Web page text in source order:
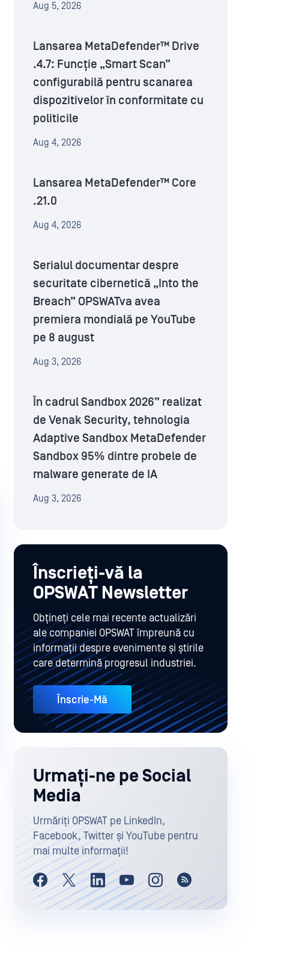
Aug 5, 2026
Lansarea MetaDefender™ Drive
.4.7: Funcție „Smart Scan”
configurabilă pentru scanarea
dispozitivelor în conformitate cu
politicile
Aug 4, 2026
Lansarea MetaDefender™ Core
.21.0
Aug 4, 2026
Serialul documentar despre
securitate cibernetică „Into the
Breach” OPSWATva avea
premiera mondială pe YouTube
pe 8 august
Aug 3, 2026
În cadrul Sandbox 2026” realizat
de Venak Security, tehnologia
Adaptive Sandbox MetaDefender
Sandbox 95% dintre probele de
malware generate de IA
Aug 3, 2026
Înscrieți-vă la
OPSWAT Newsletter
Obțineți cele mai recente actualizări
ale companiei OPSWAT împreună cu
informații despre evenimente și știrile
care determină progresul industriei.
Înscrie-Mă
Urmați-ne pe Social
Media
Urmăriți OPSWAT pe LinkedIn,
Facebook, Twitter și YouTube pentru
mai multe informații!